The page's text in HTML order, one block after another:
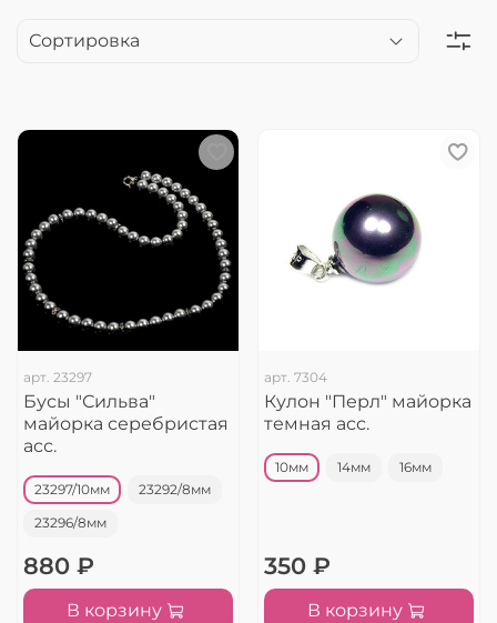
арт. 23297
Бусы "Сильва"
майорка серебристая
асс.
23297/10мм 23292/8мм
23296/8мм
880 ₽
В корзину
арт. 7304
Кулон "Перл" майорка
темная асс.
10мм 14мм 16мм
350 ₽
В корзину